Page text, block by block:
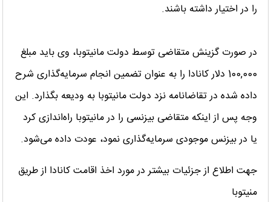
را در اختیار داشته باشند.
در صورت گزینش متقاضی توسط دولت مانیتوبا، وی باید مبلغ
100,000 دلار کانادا را به عنوان تضمین انجام سرمایه‌گذاری شرح
داده شده در تقاضانامه نزد دولت مانیتوبا به ودیعه بگذارد. این
وجه پس از اینکه متقاضی بیزنسی را در مانیتوبا راه‌اندازی کرد
یا در بیزنس موجودی سرمایه‌گذاری نمود، عودت داده می‌شود.
جهت اطلاع از جزئیات بیشتر در مورد اخذ اقامت کانادا از طریق
منیتوبا